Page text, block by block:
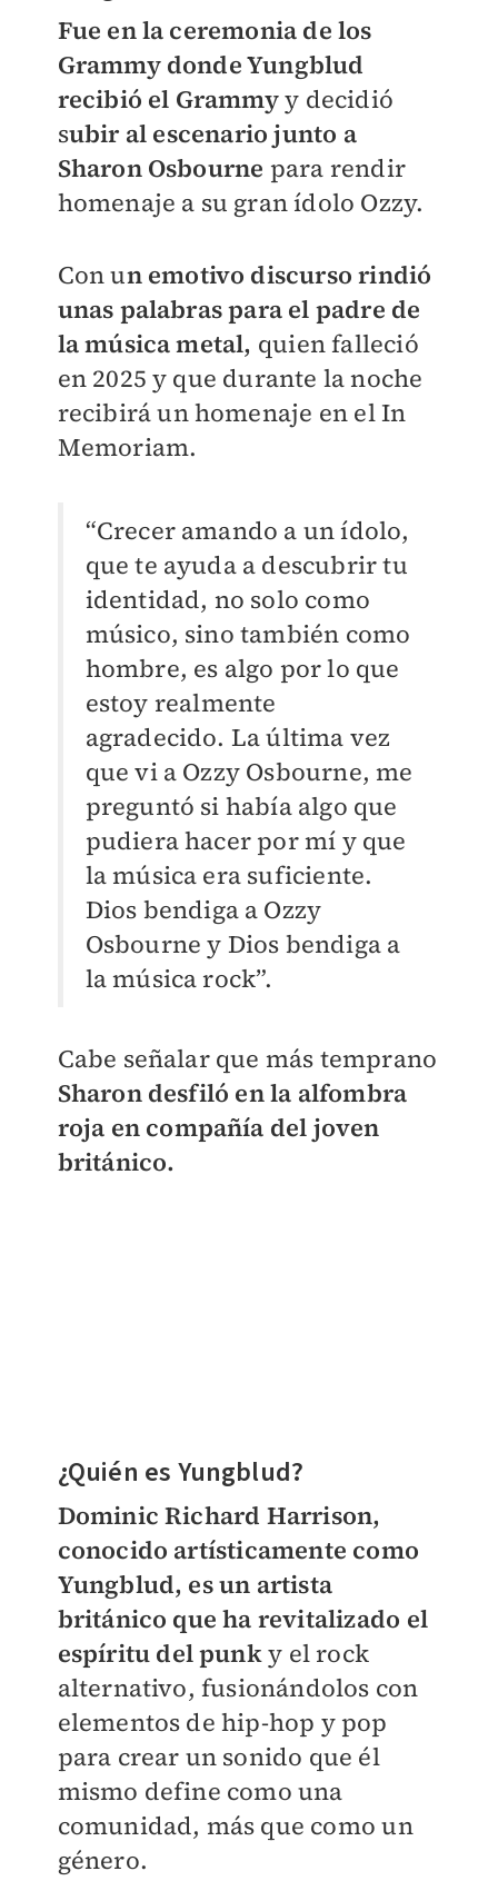
Fue en la ceremonia de los
Grammy donde Yungblud
recibió el Grammyy decidió
subir al escenario junto a
Sharon Osbourne para rendir
homenaje a su gran ídolo Ozzy.
Con un emotivo discurso rindió
unas palabras para el padre de
la música metal, quien falleció
en 2025 y que durante la noche
recibirá un homenaje en el In
Memoriam.
“Crecer amando a un ídolo,
que te ayuda a descubrir tu
identidad, no solo como
músico, sino también como
hombre, es algo por lo que
estoy realmente
agradecido. La última vez
que vi a Ozzy Osbourne, me
preguntó si había algo que
pudiera hacer por mí y que
la música era suficiente.
Dios bendiga a Ozzy
Osbourne y Dios bendiga a
la música rock”.
Cabe señalar que más temprano
Sharon desfiló en la alfombra
roja en compañía del joven
británico.
¿Quién es Yungblud?
Dominic Richard Harrison,
conocido artísticamente como
Yungblud, es un artista
británico que ha revitalizado el
espíritu del punky el rock
alternativo, fusionándolos con
elementos de hip-hop y pop
para crear un sonido que él
mismo define como una
comunidad, más que como un
género.